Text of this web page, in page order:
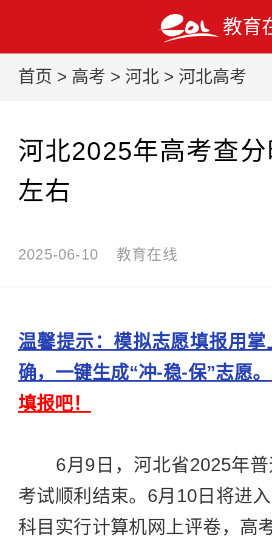
教育
首页 > 高考 > 河北 > 河北高考
河北2025年高考查
左右
2025-06-10 教育在线
温馨提示：模拟志愿填报用
确，一键生成“冲-稳-保”志愿。
填报吧！
6月9日，河北省2025年普
考试顺利结束。6月10日将进
科目实行计算机网上评卷，高